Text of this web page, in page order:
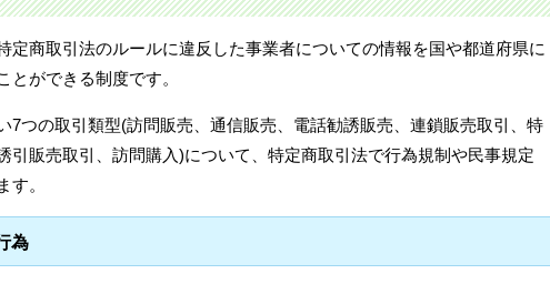
定商取引法のルールに違反した事業者についての情報を国や都道府県に
ができる制度です。
7つの取引類型(訪問販売、通信販売、電話勧誘販売、連鎖販売取引、特
引販売取引、訪問購入)について、特定商取引法で行為規制や民事規定
す。
為